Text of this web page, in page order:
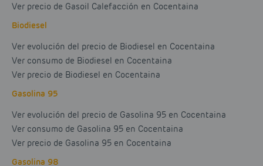
Ver precio de Gasoil Calefacción en Cocentaina
Biodiesel
Ver evolución del precio de Biodiesel en Cocentaina
Ver consumo de Biodiesel en Cocentaina
Ver precio de Biodiesel en Cocentaina
Gasolina 95
Ver evolución del precio de Gasolina 95 en Cocentaina
Ver consumo de Gasolina 95 en Cocentaina
Ver precio de Gasolina 95 en Cocentaina
Gasolina 98